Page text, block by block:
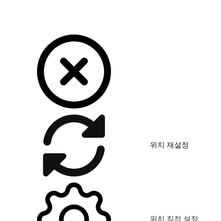
위치 재설정
위치 직접 설정